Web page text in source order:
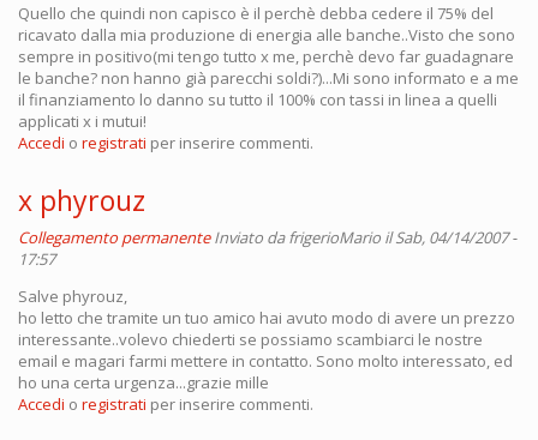
Quello che quindi non capisco è il perchè debba cedere il 75% del
ricavato dalla mia produzione di energia alle banche..Visto che sono
sempre in positivo(mi tengo tutto x me, perchè devo far guadagnare
le banche? non hanno già parecchi soldi?)...Mi sono informato e a me
il finanziamento lo danno su tutto il 100% con tassi in linea a quelli
applicati x i mutui!
Accedi o registrati per inserire commenti.
x phyrouz
Collegamento permanente Inviato dafrigerioMario il Sab, 04/14/2007 -
17:57
Salve phyrouz,
ho letto che tramite un tuo amico hai avuto modo di avere un prezzo
interessante..volevo chiederti se possiamo scambiarci le nostre
email e magari farmi mettere in contatto. Sono molto interessato, ed
ho una certa urgenza...grazie mille
Accedi o registrati per inserire commenti.